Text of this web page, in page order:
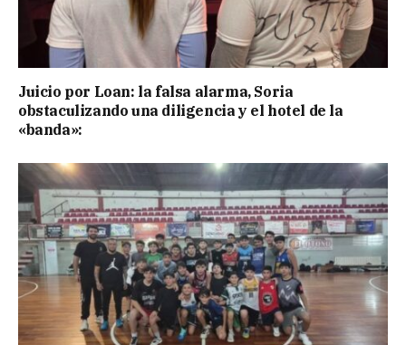
Juicio por Loan: la falsa alarma, Soria
obstaculizando una diligencia y el hotel de la
«banda»: